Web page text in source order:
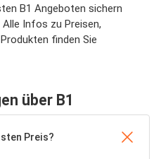
B1 Angeboten sichern
Infos zu Preisen,
finden Sie
über B1
Preis?